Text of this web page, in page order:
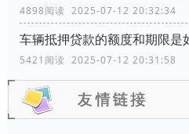
4898阅读 2025-07-12 20:32:34
车辆抵押贷款的额度和期限是
5421阅读 2025-07-12 20:31:58